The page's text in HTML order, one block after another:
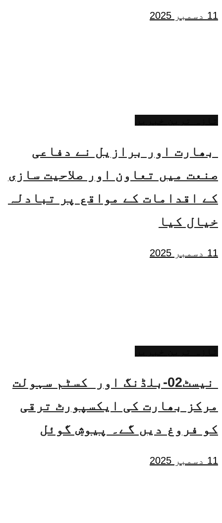
11 دسمبر 2025
بھارت اور برازیل نے دفاعی
صنعت میں تعاون اور صلاحیت سازی
کے اقدامات کے مواقع پر تبادلہ
خیال کیا
11 دسمبر 2025
نیسٹ02-بلڈنگ اور کسٹم سہولت
مرکز بھارت کی ایکسپورٹ ترقی
کو فروغ دیں گے۔ پیوش گوئل
11 دسمبر 2025